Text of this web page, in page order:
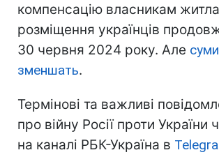
компенсацію власникам
розміщення українців
30 червня 2024 року. Але
зменшать.
Термінові та важливі
про війну Росії проти України
на каналі РБК-Україна в